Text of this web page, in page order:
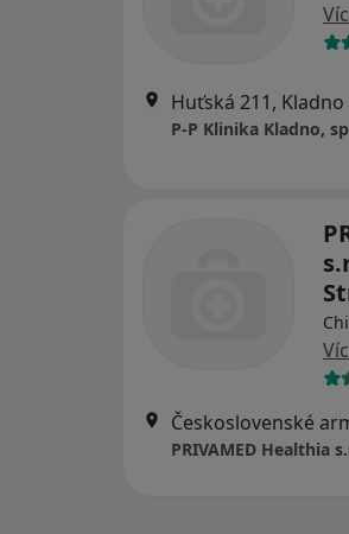
Huťská 211, Kladno
P-P Klinika Kladno,
PRIVAMED Healthia